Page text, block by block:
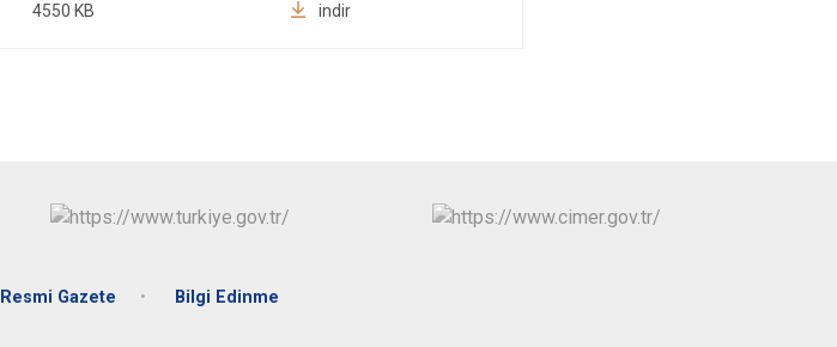
4550 KB indir
Resmi Gazete Bilgi Edinme